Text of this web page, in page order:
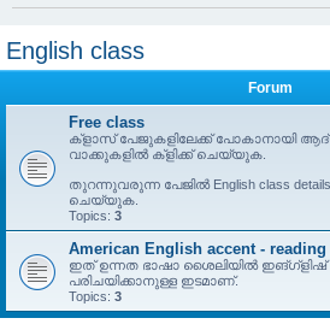
English class
Forum
Free class
ക്ളാസ് പേജുകളിലേക്ക് പോകാനായി
വാക്കുകളിൽ ക്ളിക്ക് ചെയ്യുക.
തുറന്നുവരുന്ന പേജിൽ English class
ചെയ്യുക.
Topics: 3
American English accent - reading
ഇത് ഉന്നത ഭാഷാ ശൈലിയിൽ ഇങ്ഗ്ളിഷ്
പരിചയിക്കാനുള്ള ഇടമാണ്.
Topics: 3